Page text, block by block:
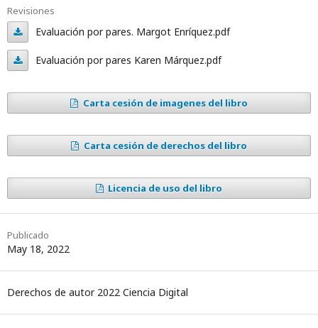
Revisiones
Evaluación por pares. Margot Enríquez.pdf
Evaluación
por
pares.
Margot
Enríquez.pdf
Evaluación por pares Karen Márquez.pdf
Carta cesión de imagenes del libro
Carta cesión de derechos del libro
Licencia de uso del libro
Publicado
May 18, 2022
Derechos de autor 2022 Ciencia Digital